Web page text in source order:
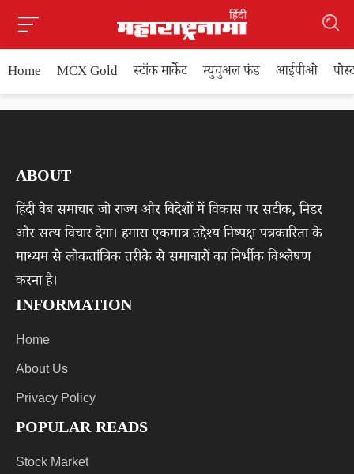
Home MCX Gold स्टॉक मार्केट म्युचुअल फंड आईपीओ
ABOUT
हिंदी वेब समाचार जो राज्य और विदेशों में विकास पर सटीक, निडर
और सत्य विचार देगा। हमारा एकमात्र उद्देश्य निष्पक्ष पत्रकारिता के
माध्यम से लोकतांत्रिक तरीके से समाचारों का निर्भीक विश्लेषण
करना है।
INFORMATION
Home
About Us
Privacy Policy
POPULAR READS
Stock Market